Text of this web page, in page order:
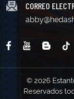
CORREO
© 2026
Reservados